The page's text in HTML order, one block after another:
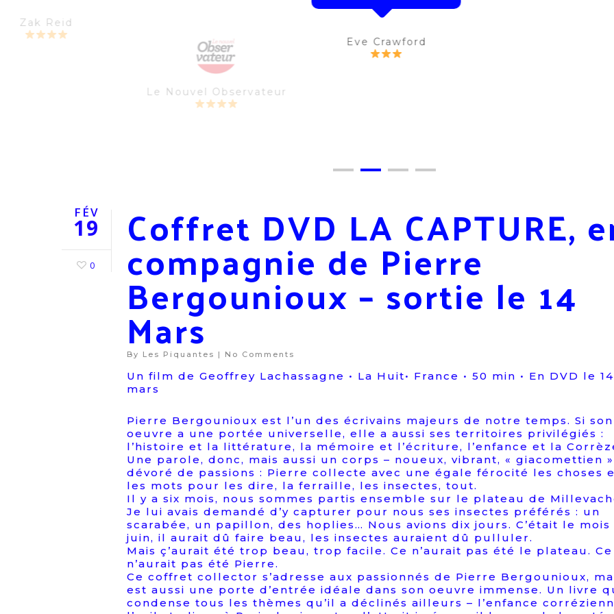
Le Nouvel Observateur
Eve Crawford
Zak Reid
FÉV
19
0
Coffret DVD LA CAPTURE,
compagnie de Pierre
Bergounioux – sortie le 14
Mars
By Les Piquantes | No Comments
Un film de Geoffrey Lachassagne • La Huit• France • 50 min • En DVD le 14
mars
Pierre Bergounioux est l’un des écrivains majeurs de notre temps. Si son
oeuvre a une portée universelle, elle a aussi ses territoires privilégiés :
l’histoire et la littérature, la mémoire et l’écriture, l’enfance et la
Une parole, donc, mais aussi un corps – noueux, vibrant, « giacomettien
dévoré de passions : Pierre collecte avec une égale férocité les choses
les mots pour les dire, la ferraille, les insectes, tout.
Il y a six mois, nous sommes partis ensemble sur le plateau de
Je lui avais demandé d’y capturer pour nous ses insectes préférés : un
scarabée, un papillon, des hoplies… Nous avions dix jours. C’était le mois
juin, il aurait dû faire beau, les insectes auraient dû pulluler.
Mais ç’aurait été trop beau, trop facile. Ce n’aurait pas été le plateau. Ce
n’aurait pas été Pierre.
Ce coffret collector s’adresse aux passionnés de Pierre Bergounioux,
est aussi une porte d’entrée idéale dans son oeuvre immense. Un livre
condense tous les thèmes qu’il a déclinés ailleurs – l’enfance